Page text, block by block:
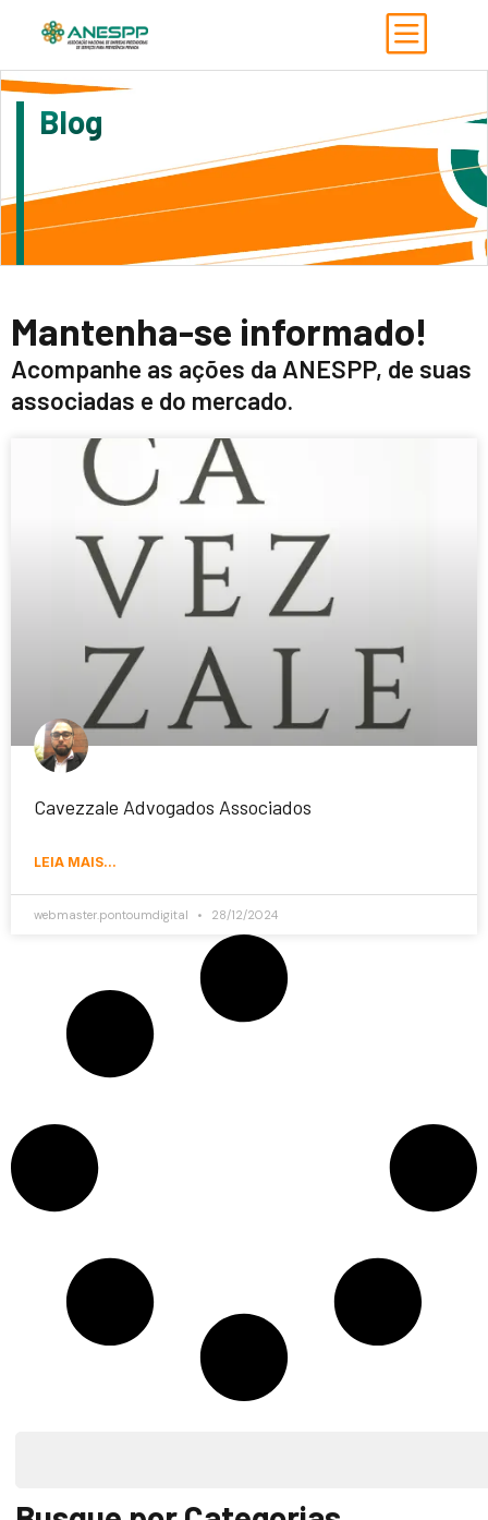
Blog
Mantenha-se informado!
Acompanhe as ações da ANESPP, de suas
associadas e do mercado.
Cavezzale Advogados Associados
LEIA MAIS...
webmaster.pontoumdigital 28/12/2024